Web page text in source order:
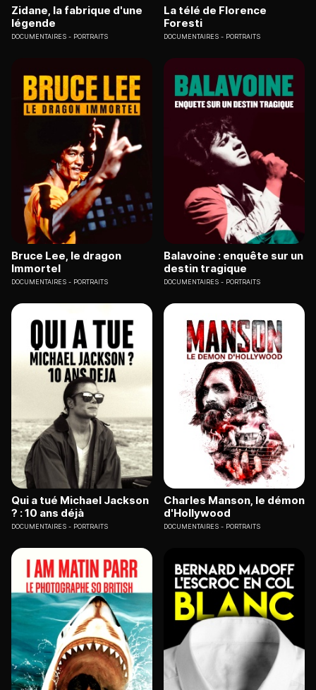
Zidane, la fabrique d'une
légende
DOCUMENTAIRES PORTRAITS
La télé de Florence
Foresti
DOCUMENTAIRES PORTRAITS
Bruce Lee, le dragon
Immortel
DOCUMENTAIRES PORTRAITS
Balavoine : enquête sur un
destin tragique
DOCUMENTAIRES PORTRAITS
Qui a tué Michael Jackson
? : 10 ans déjà
DOCUMENTAIRES PORTRAITS
Charles Manson, le démon
d'Hollywood
DOCUMENTAIRES PORTRAITS